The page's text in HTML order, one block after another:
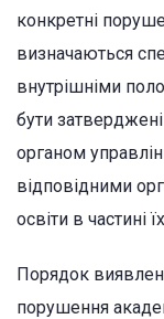
конкретні
визначаються
внутрішніми
бути
органом
відповідними
освіти в частині
Порядок
порушення